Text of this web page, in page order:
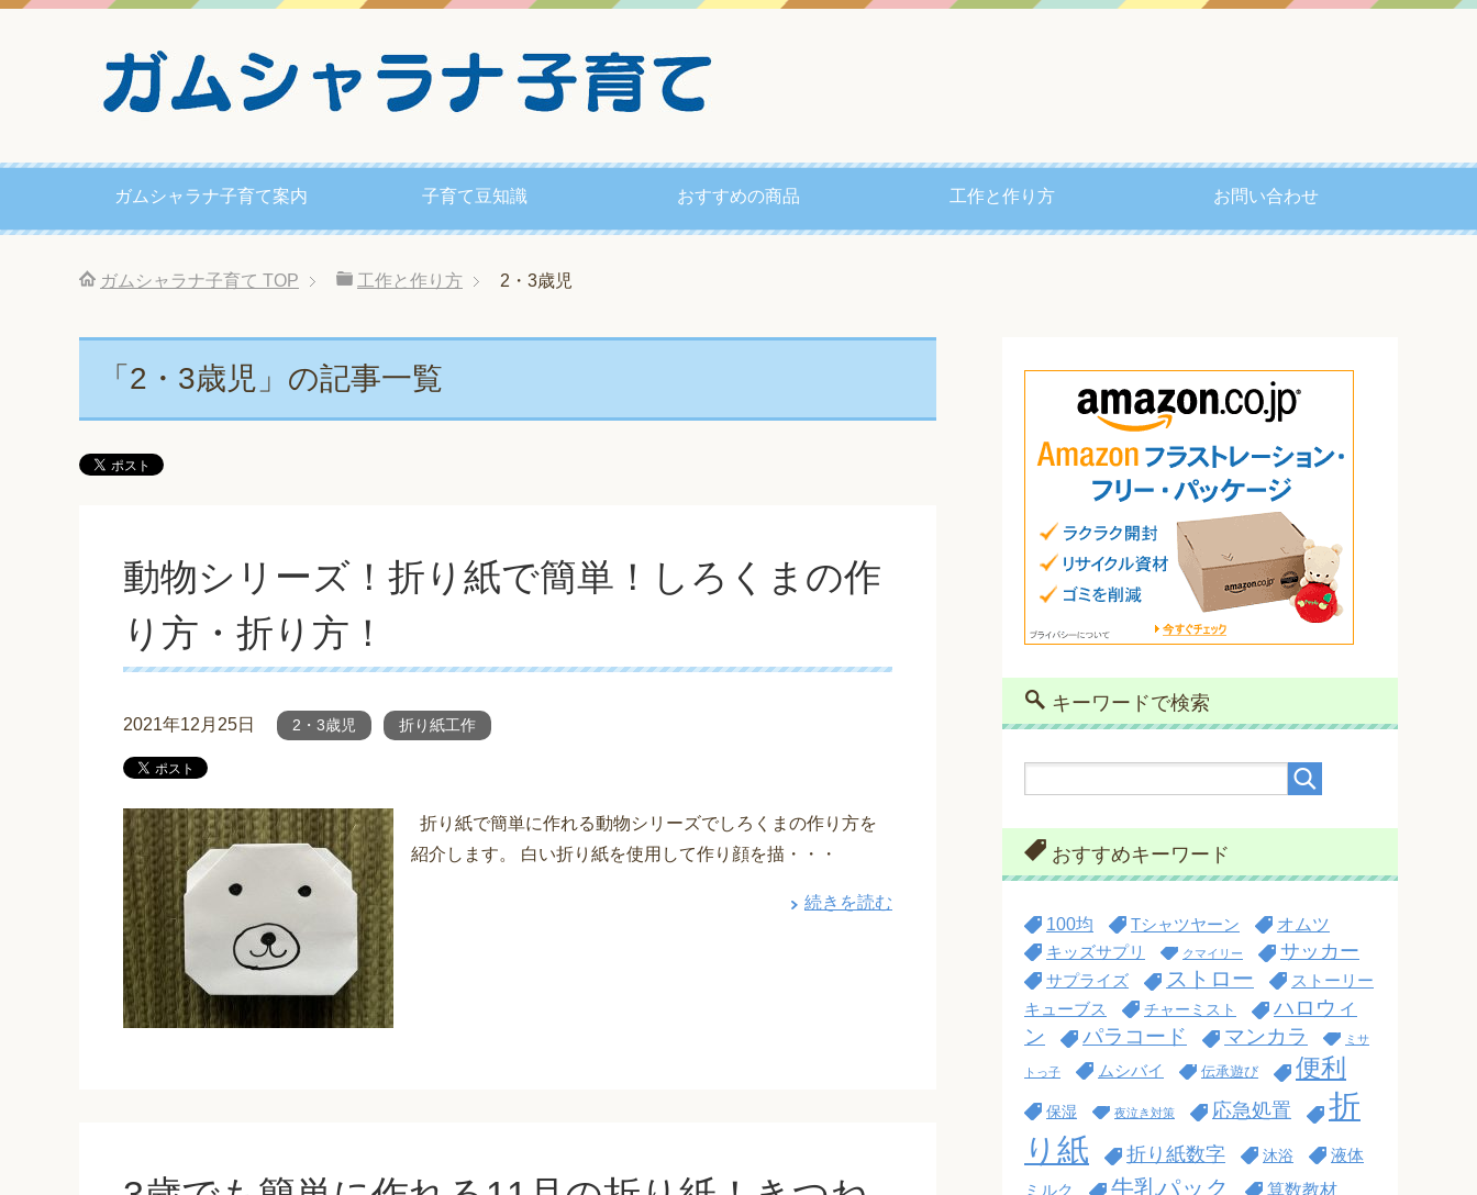
ガムシャラナ子育て案内 子育て豆知識 おすすめの商品 工作と作り方 お問い合わせ
ガムシャラナ子育て TOP 工作と作り方 2・3歳児
「2・3歳児」の記事一覧
動物シリーズ！折り紙で簡単！しろくまの作
り方・折り方！
2021年12月25日 2・3歳児 折り紙工作
折り紙で簡単に作れる動物シリーズでしろくまの作り方を
紹介します。 白い折り紙を使用して作り顔を描・・・
続きを読む
キーワードで検索
おすすめキーワード
100均 Tシャツヤーン オムツ
キッズサプリ クマイリー サッカー
サプライズ ストロー
ストーリー
キューブス
チャーミスト
ハロウィ
ン
パラコード マンカラ ミサ
トっ子 ムシバイ 伝承遊び 便利
保湿 夜泣き対策 応急処置
折
り紙
折り紙数字 沐浴
液体
ミルク
牛乳パック 算数教材